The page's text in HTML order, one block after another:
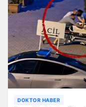
DOKTOR HABER